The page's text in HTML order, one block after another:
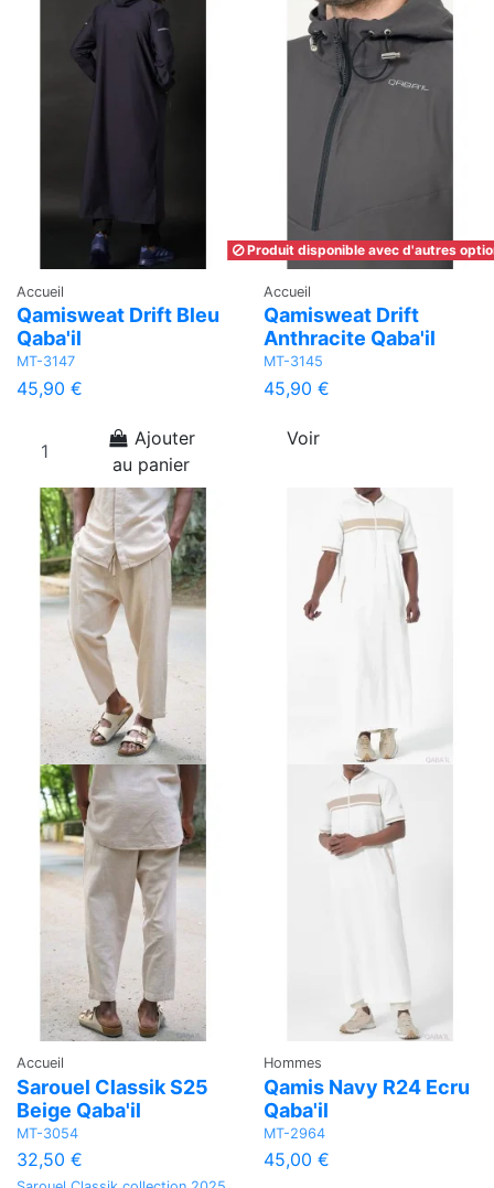
Accueil
Qamisweat Drift Bleu
Qaba'il
MT-3147
45,90 €
Ajouter
au panier
Produit disponible avec d'autres
Accueil
Qamisweat Drift
Anthracite Qaba'il
MT-3145
45,90 €
Voir
Accueil
Sarouel Classik S25
Beige Qaba'il
MT-3054
32,50 €
Hommes
Qamis Navy R24 Ecru
Qaba'il
MT-2964
45,00 €